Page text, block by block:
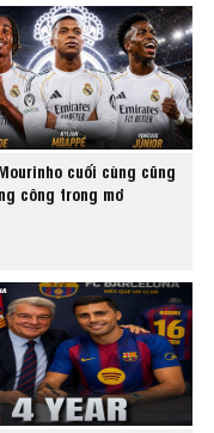
cuối cùng cũng
công trong mơ